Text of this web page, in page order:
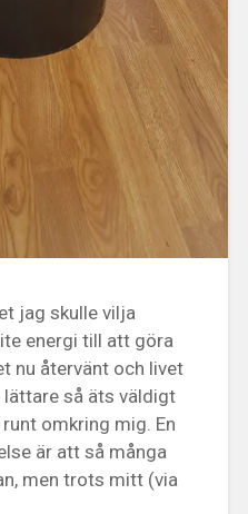
jag skulle vilja
energi till att göra
nu återvänt och livet
lättare så äts väldigt
omkring mig. En
är att så många
men trots mitt (via